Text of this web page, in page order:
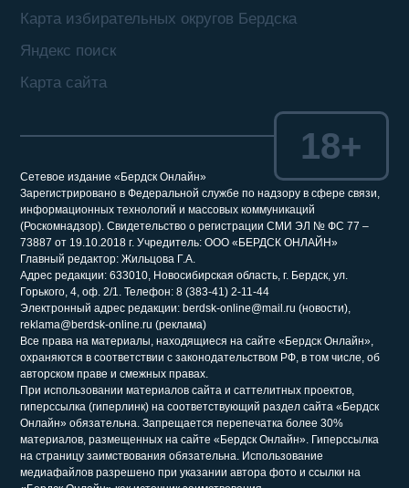
Карта избирательных округов Бердска
Яндекс поиск
Карта сайта
Сетевое издание «Бердск Онлайн»
Зарегистрировано в Федеральной службе по надзору в сфере связи,
информационных технологий и массовых коммуникаций
(Роскомнадзор). Свидетельство о регистрации СМИ ЭЛ № ФС 77 –
73887 от 19.10.2018 г. Учредитель: ООО «БЕРДСК ОНЛАЙН»
Главный редактор: Жильцова Г.А.
Адрес редакции: 633010, Новосибирская область, г. Бердск, ул.
Горького, 4, оф. 2/1. Телефон: 8 (383-41) 2-11-44
Электронный адрес редакции: berdsk-online@mail.ru (новости),
reklama@berdsk-online.ru (реклама)
Все права на материалы, находящиеся на сайте «Бердск Онлайн»,
охраняются в соответствии с законодательством РФ, в том числе, об
авторском праве и смежных правах.
При использовании материалов сайта и саттелитных проектов,
гиперссылка (гиперлинк) на соответствующий раздел сайта «Бердск
Онлайн» обязательна. Запрещается перепечатка более 30%
материалов, размещенных на сайте «Бердск Онлайн». Гиперссылка
на страницу заимствования обязательна. Использование
медиафайлов разрешено при указании автора фото и ссылки на
18+